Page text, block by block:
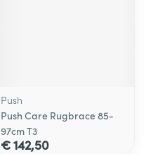
Push
Push Care Rugbrace 85-
97cm T3
€ 142,50